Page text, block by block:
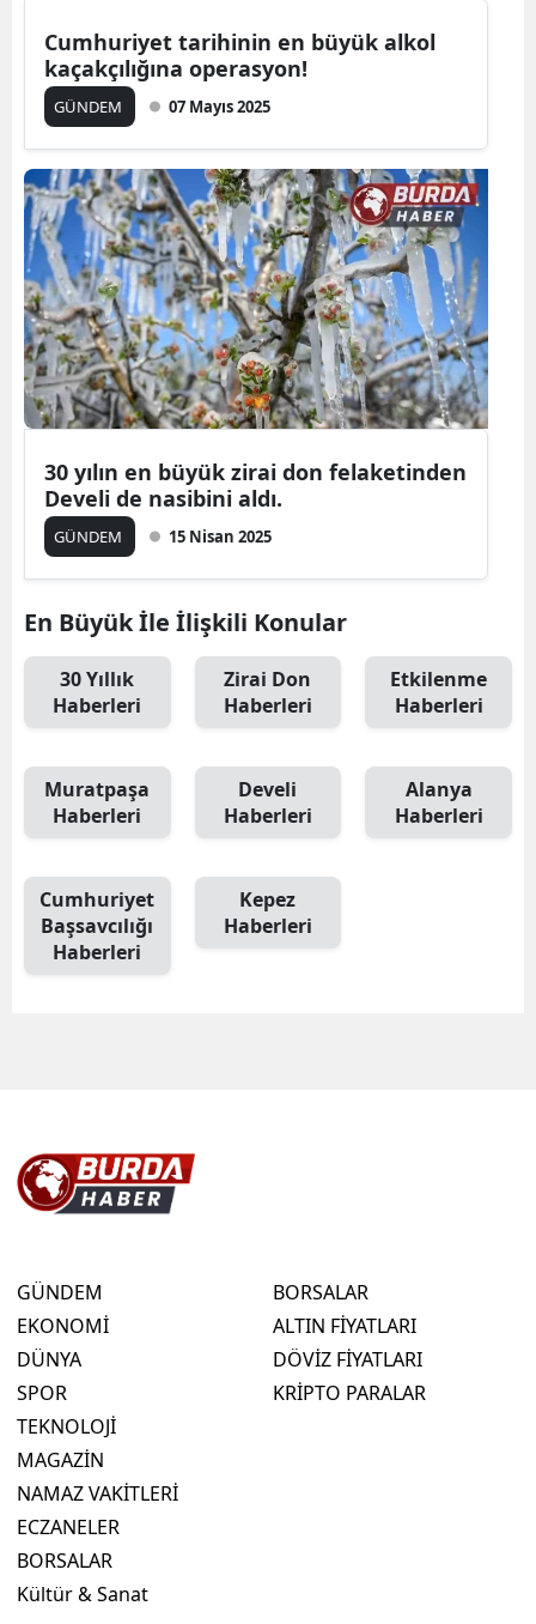
Cumhuriyet tarihinin en büyük alkol
kaçakçılığına operasyon!
GÜNDEM 07 Mayıs 2025
30 yılın en büyük zirai don felaketinden
Develi de nasibini aldı.
GÜNDEM 15 Nisan 2025
En Büyük İle İlişkili Konular
30 Yıllık
Haberleri
Zirai Don
Haberleri
Etkilenme
Haberleri
Muratpaşa
Haberleri
Develi
Haberleri
Alanya
Haberleri
Cumhuriyet
Başsavcılığı
Haberleri
Kepez
Haberleri
GÜNDEM
EKONOMİ
DÜNYA
SPOR
TEKNOLOJİ
MAGAZİN
NAMAZ VAKİTLERİ
ECZANELER
BORSALAR
Kültür & Sanat
BORSALAR
ALTIN FİYATLARI
DÖVİZ FİYATLARI
KRİPTO PARALAR